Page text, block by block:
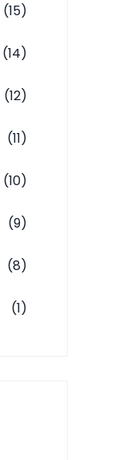
(15)
(14)
(12)
(11)
(10)
(9)
(8)
(1)